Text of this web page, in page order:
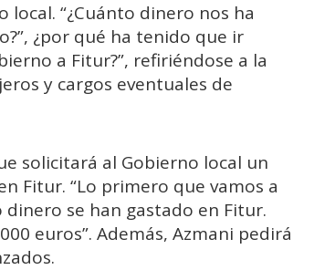
“¿Cuánto dinero nos ha
¿por qué ha tenido que ir
a Fitur?”, refiriéndose a la
y cargos eventuales de
solicitará al Gobierno local un
Fitur. “Lo primero que vamos a
se han gastado en Fitur.
euros”. Además, Azmani pedirá